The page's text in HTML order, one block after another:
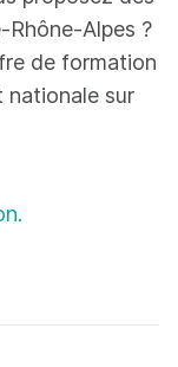
Alpes ?
de formation
nationale sur